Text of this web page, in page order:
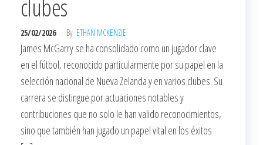
clubes
25/02/2026 By ETHAN MCKENZIE
James McGarry se ha consolidado como un jugador clave
en el fútbol, reconocido particularmente por su papel en la
selección nacional de Nueva Zelanda y en varios clubes. Su
carrera se distingue por actuaciones notables y
contribuciones que no solo le han valido reconocimientos,
sino que también han jugado un papel vital en los éxitos